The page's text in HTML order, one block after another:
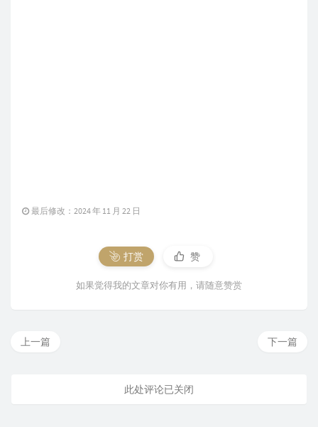
最后修改：2024 年 11 月 22 日
打赏 赞
如果觉得我的文章对你有用，请随意赞赏
下一篇
上一篇
此处评论已关闭